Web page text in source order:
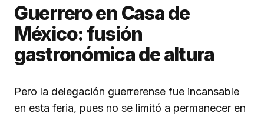
Guerrero en Casa de
México: fusión
gastronómica de altura
Pero la delegación guerrerense fue incansable
en esta feria, pues no se limitó a permanecer en